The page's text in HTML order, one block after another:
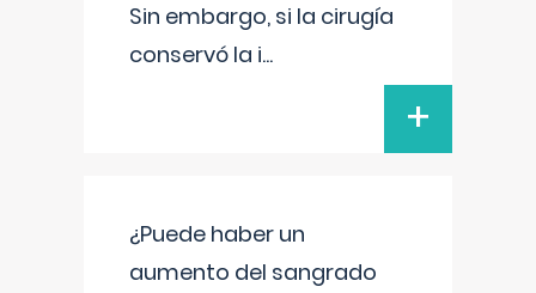
Sin embargo, si la cirugía
conservó la i...
+
¿Puede haber un
aumento del sangrado